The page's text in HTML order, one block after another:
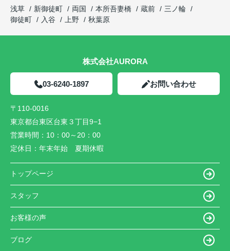
浅草
新御徒町 両国 本所吾妻橋 蔵前
三ノ輪
御徒町
入谷 上野 秋葉原
株式会社AURORA
03-6240-1897 お問い合わせ
〒110-0016
東京都台東区台東３丁目9−1
営業時間： 10：00～20：00
定休日： 年末年始 夏期休暇
トップページ
スタッフ
お客様の声
ブログ